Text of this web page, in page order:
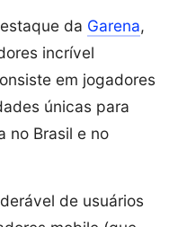
da Garena,
incrível
em jogadores
únicas para
no Brasil e no
de usuários